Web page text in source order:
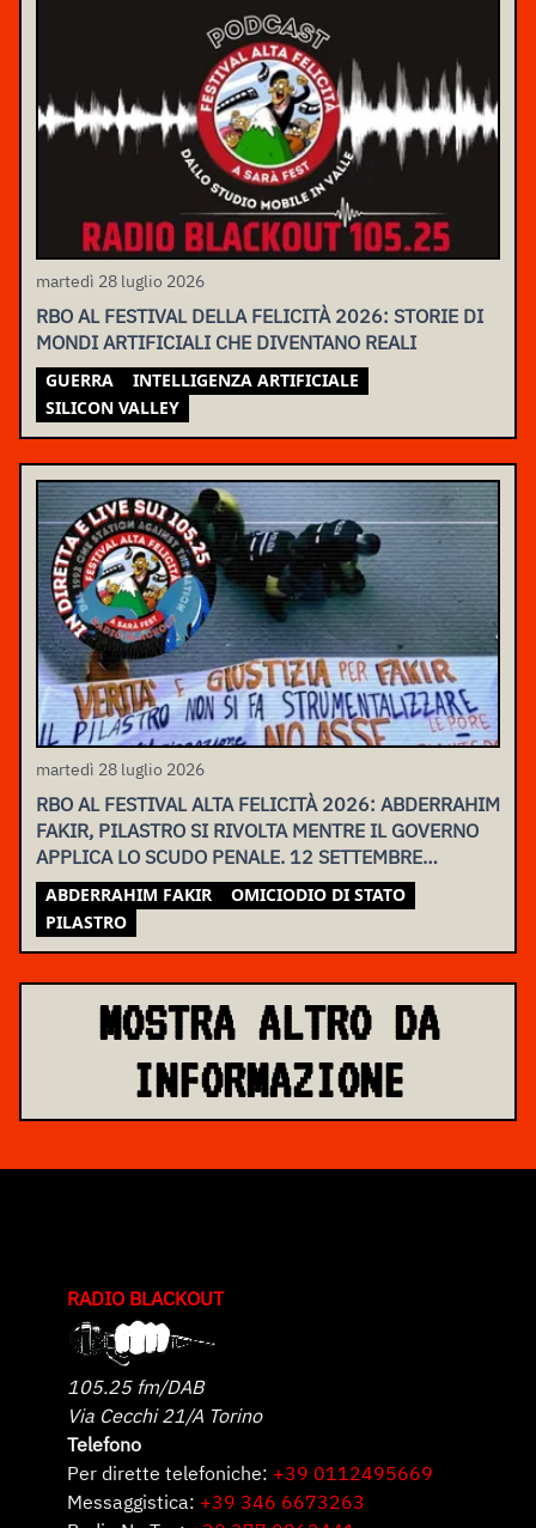
martedì 28 luglio 2026
RBO AL FESTIVAL DELLA FELICITÀ 2026: STORIE DI
MONDI ARTIFICIALI CHE DIVENTANO REALI
GUERRA
INTELLIGENZA ARTIFICIALE
SILICON VALLEY
martedì 28 luglio 2026
RBO AL FESTIVAL ALTA FELICITÀ 2026: ABDERRAHIM
FAKIR, PILASTRO SI RIVOLTA MENTRE IL GOVERNO
APPLICA LO SCUDO PENALE. 12 SETTEMBRE
ASSEMBLEA NAZIONALE
ABDERRAHIM FAKIR
OMICIODIO DI STATO
PILASTRO
MOSTRA ALTRO DA
INFORMAZIONE
RADIO BLACKOUT
105.25 fm/DAB
Via Cecchi 21/A Torino
Telefono
Per dirette telefoniche: +39 0112495669
Messaggistica: +39 346 6673263